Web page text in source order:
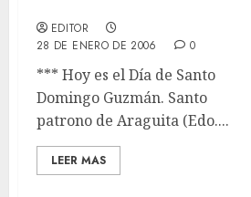
EDITOR
28 DE ENERO DE 2006
0
*** Hoy es el Día de Santo
Domingo Guzmán. Santo
patrono de Araguita (Edo....
LEER MAS